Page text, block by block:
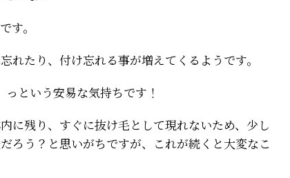
す。
れたり、付け忘れる事が増えてくるようです。
という安易な気持ちです！
に残り、すぐに抜け毛として現れないため、少し
ろう？と思いがちですが、これが続くと大変なこ